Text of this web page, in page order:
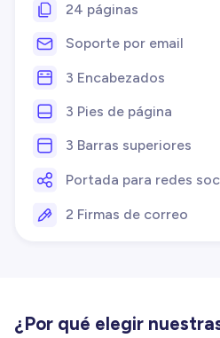
24 páginas
Soporte por email
3 Encabezados
3 Pies de página
3 Barras superiores
Portada para redes
2 Firmas de correo
¿Por qué elegir